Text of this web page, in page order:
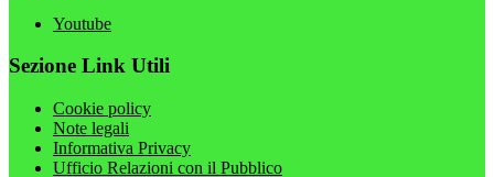
Youtube
Sezione Link Utili
Cookie policy
Note legali
Informativa Privacy
Ufficio Relazioni con il Pubblico